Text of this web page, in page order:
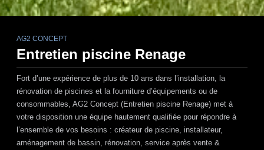
AG2 CONCEPT
Entretien piscine Renage
Fort d’une expérience de plus de 10 ans dans l’installation, la
rénovation de piscines et la fourniture d’équipements ou de
consommables, AG2 Concept (Entretien piscine Renage) met à
votre disposition une équipe hautement qualifiée pour répondre à
l’ensemble de vos besoins : créateur de piscine, installateur,
aménagement de bassin, rénovation, service après vente &